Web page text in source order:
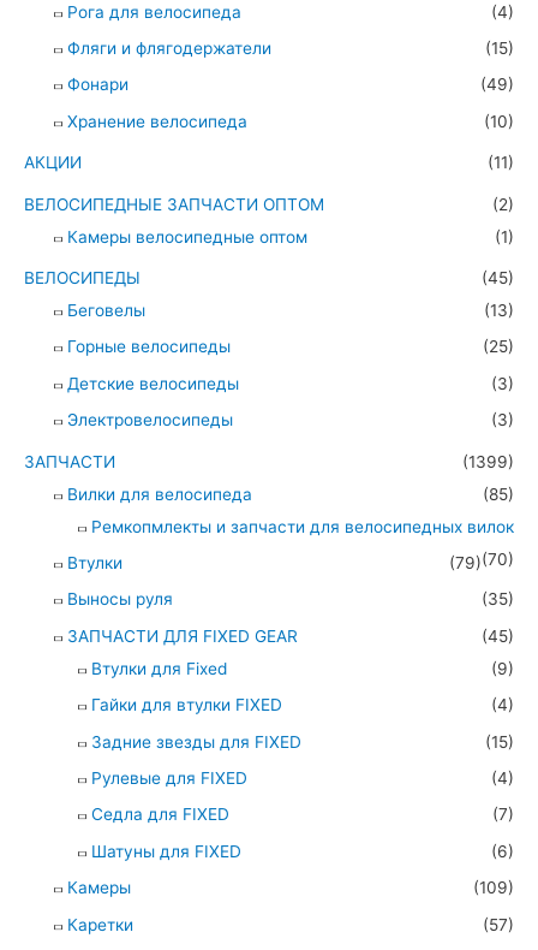
Рога для велосипеда
(4)
Фляги и флягодержатели
(15)
Фонари
(49)
Хранение велосипеда
(10)
АКЦИИ (11)
ВЕЛОСИПЕДНЫЕ ЗАПЧАСТИ ОПТОМ
(2)
Камеры велосипедные оптом
(1)
ВЕЛОСИПЕДЫ
(45)
Беговелы
(13)
Горные велосипеды
(25)
Детские велосипеды
(3)
Электровелосипеды
(3)
ЗАПЧАСТИ
(1399)
Вилки для велосипеда
(85)
Ремкопмлекты и запчасти для велосипедных вилок
(70)
Втулки
(79)
Выносы руля
(35)
ЗАПЧАСТИ ДЛЯ FIXED GEAR
(45)
Втулки для Fixed
(9)
Гайки для втулки FIXED
(4)
Задние звезды для FIXED
(15)
Рулевые для FIXED
(4)
Седла для FIXED
(7)
Шатуны для FIXED
(6)
Камеры
(109)
Каретки
(57)